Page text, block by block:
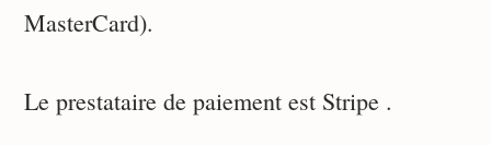
MasterCard).
Le prestataire de paiement est Stripe .